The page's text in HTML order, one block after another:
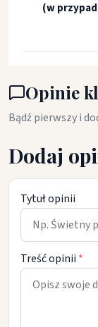
(w
Opinie
Bądź pierwszy i
Dodaj
Tytuł opinii
Treść opinii *